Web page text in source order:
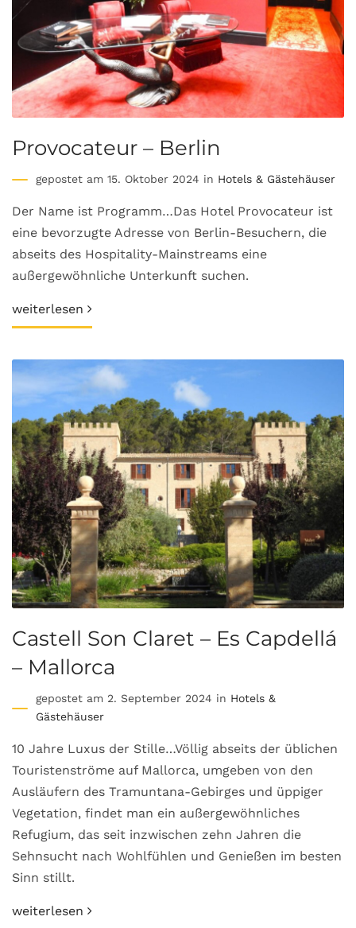
Provocateur – Berlin
gepostet am 15. Oktober 2024 in Hotels & Gästehäuser
Der Name ist Programm…Das Hotel Provocateur ist
eine bevorzugte Adresse von Berlin-Besuchern, die
abseits des Hospitality-Mainstreams eine
außergewöhnliche Unterkunft suchen.
weiterlesen
Castell Son Claret – Es Capdellá
– Mallorca
gepostet am 2. September 2024 in Hotels &
Gästehäuser
10 Jahre Luxus der Stille…Völlig abseits der üblichen
Touristenströme auf Mallorca, umgeben von den
Ausläufern des Tramuntana-Gebirges und üppiger
Vegetation, findet man ein außergewöhnliches
Refugium, das seit inzwischen zehn Jahren die
Sehnsucht nach Wohlfühlen und Genießen im besten
Sinn stillt.
weiterlesen